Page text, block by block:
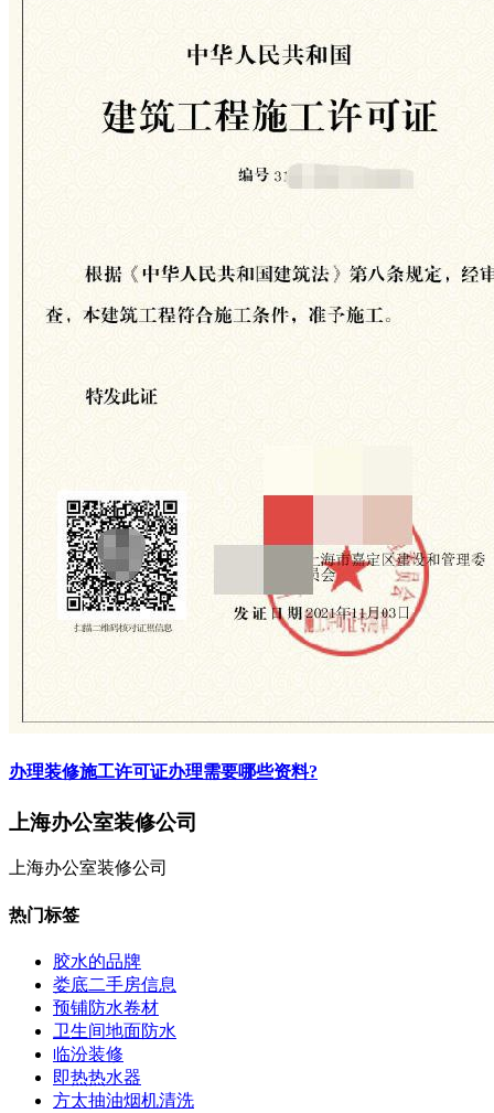
办理装修施工许可证办理需要哪些资料?
上海办公室装修公司
上海办公室装修公司
热门标签
胶水的品牌
娄底二手房信息
预铺防水卷材
卫生间地面防水
临汾装修
即热热水器
方太抽油烟机清洗